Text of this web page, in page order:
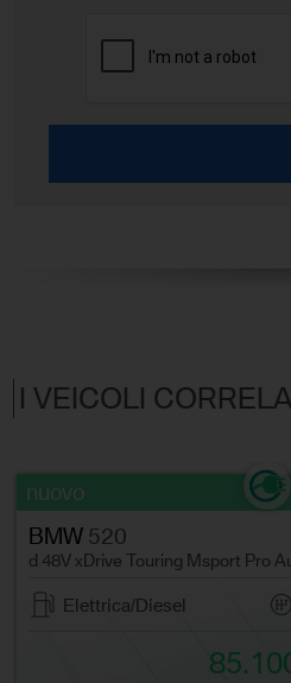
I VEICOLI
nuovo
BMW 520
d 48V xDrive Touring Msport Pro
Elettrica/Diesel